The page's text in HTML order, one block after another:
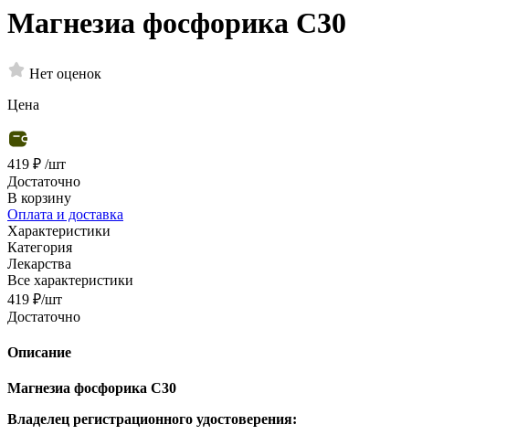
Магнезиа фосфорика С30
Нет оценок
Цена
419 ₽ /шт
Достаточно
В корзину
Оплата и доставка
Характеристики
Категория
Лекарства
Все характеристики
419 ₽/шт
Достаточно
Описание
Магнезиа фосфорика С30
Владелец регистрационного удостоверения: